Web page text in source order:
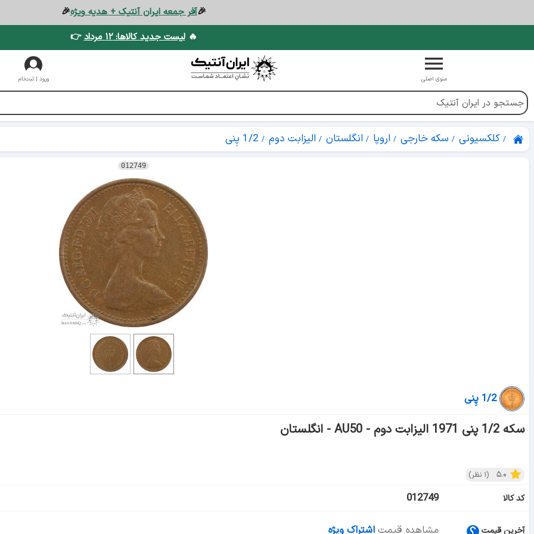
🎉آفر جمعه ایران آنتیک + هدیه ویژه🎉
🔥لیست جدید کالاها: ۱۲ مرداد 👉
منوی اصلی ورود | ثبت‌نام
کلکسیونی سکه خارجی اروپا انگلستان الیزابت دوم 1/2 پِنی
012749
1/2 پِنی
سکه 1/2 پنی 1971 الیزابت دوم - AU50 - انگلستان
۵.۰ (۱ نظر)
کد کالا
012749
آخرین قیمت مشاهده قیمت اشتراک ویژه